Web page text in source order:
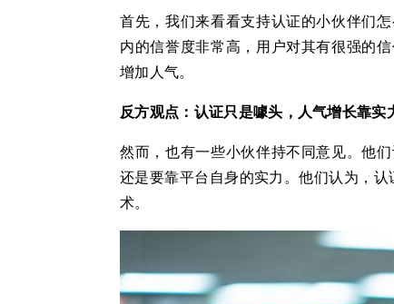
首先，我们来看看支持认证的小伙伴们
内的信誉度非常高，用户对其有很强的
增加人气。
反方观点：认证只是噱头，人气增长靠实
然而，也有一些小伙伴持不同意见。他
还是要靠平台自身的实力。他们认为，
术。